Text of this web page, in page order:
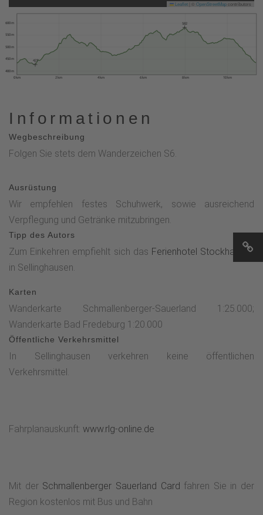
Leaflet OpenStreetMapcontributors
0 km 2 km 4 km 6 km 8 km 10 km
400 m
450 m
500 m
550 m
600 m
427
582
Informationen
Wegbeschreibung
Folgen Sie stets dem Wanderzeichen S6.
Ausrüstung
Wir empfehlen festes Schuhwerk, sowie ausreichend
Verpflegung und Getränke mitzubringen.
Tipp des Autors
Zum Einkehren empfiehlt sich das Ferienhotel Stockhausen
in Sellinghausen.
Karten
Wanderkarte Schmallenberger-Sauerland 1:25.000;
Wanderkarte Bad Fredeburg 1:20.000
Öffentliche Verkehrsmittel
In Sellinghausen verkehren keine öffentlichen
Verkehrsmittel.
Fahrplanauskunft: www.rlg-online.de
Mit derSchmallenberger Sauerland Card fahren Sie in der
Region kostenlos mit Bus und Bahn